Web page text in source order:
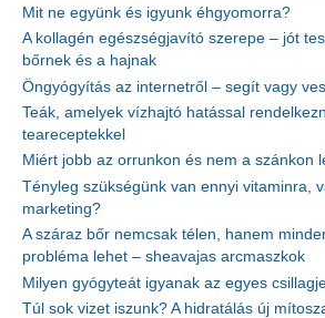
Mit ne együnk és igyunk éhgyomorra?
A kollagén egészségjavító szerepe – jót
bőrnek és a hajnak
Öngyógyítás az internetről – segít vagy
Teák, amelyek vízhajtó hatással
teareceptekkel
Miért jobb az orrunkon és nem a szánkon
Tényleg szükségünk van ennyi vitaminra,
marketing?
A száraz bőr nemcsak télen, hanem
probléma lehet – sheavajas arcmaszkok
Milyen gyógyteát igyanak az egyes
Túl sok vizet iszunk? A hidratálás új